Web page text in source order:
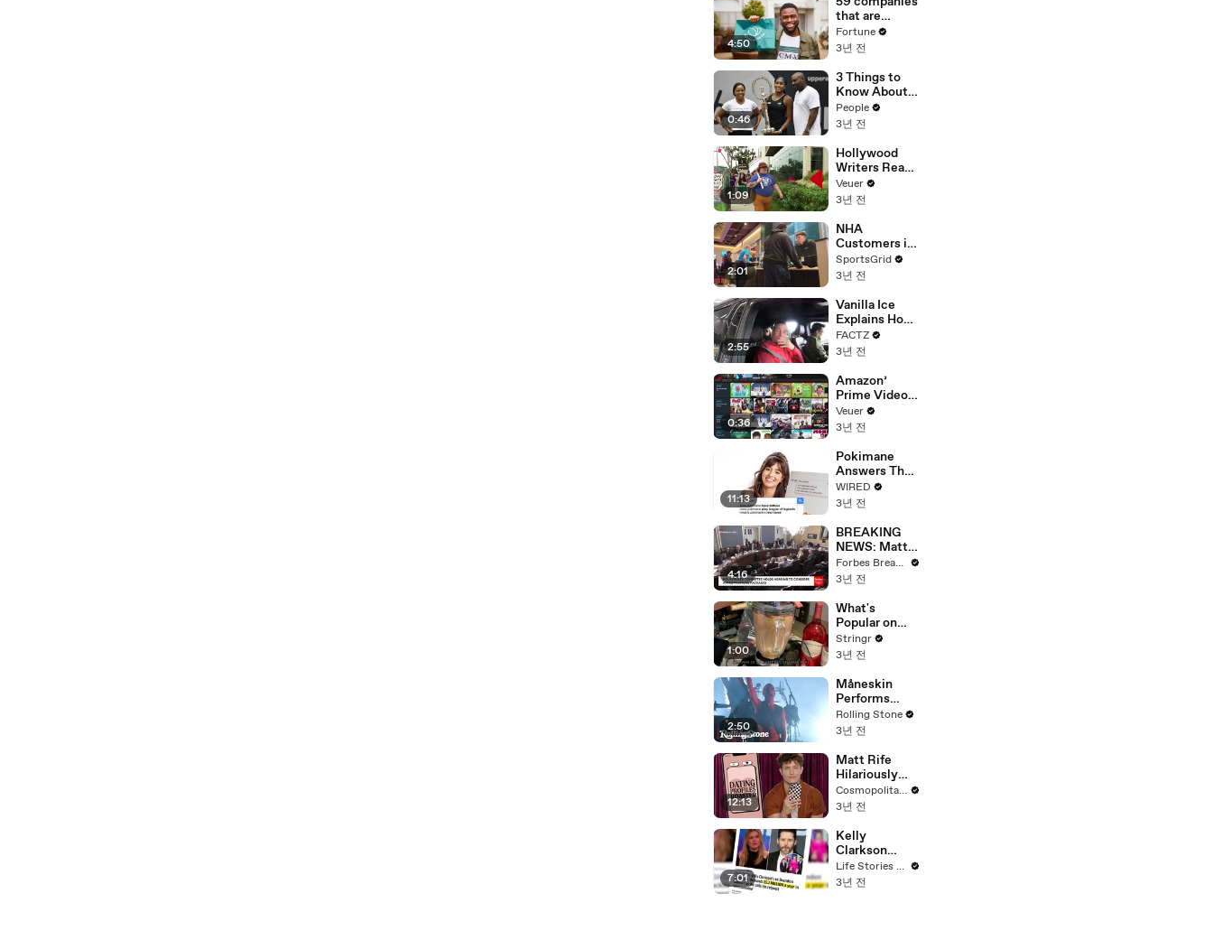
n or
Disinformatio
n’ Amongst
All Social
Media
Platforms
4:50
that are
changing the
world: From
Chobani
Fortune
3년 전
0:46
3 Things to
Know About
Coco Gauff's
Parents
People
3년 전
1:09
Hollywood
Writers Reach
‘Tentative
Agreement’
After 146 Day
Strike
Veuer
3년 전
2:01
NHA
Customers in
Limbo as
Company
Potential
Merger
SportsGrid
3년 전
2:55
Vanilla Ice
Explains How
the 90’s
Shaped
FACTZ
3년 전
0:36
Amazon’
Prime Video
Will Show
Commercials
Year
Veuer
3년 전
11:13
Pokimane
Answers The
Web's Most
Searched
WIRED
3년 전
4:16
BREAKING
NEWS: Matt
Gaetz Tells
House
'I'm Not Going
To Vote For A
Continuing
Resolution'
Forbes Breaking News
3년 전
1:00
What's
Popular on
Uber Eats?
Stringr
3년 전
2:50
Måneskin
Performs
"HONEY" at
MSG
Rolling Stone
3년 전
12:13
Matt Rife
Hilariously
Roasts Your
Dating
Cosmopolitan
Cosmopolitan USA
3년 전
7:01
Kelly
Clarkson
Fights Back
Against
Life Stories By Goalcast
3년 전